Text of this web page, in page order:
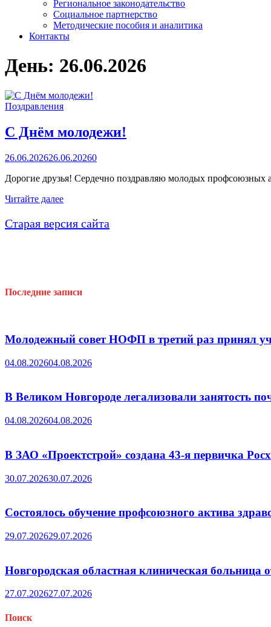
Региональное законодательство
Социальное партнерство
Методические пособия и аналитика
Контакты
День: 26.06.2026
Поздравления
С Днём молодежи!
26.06.202626.06.20260
Дорогие друзья! Сердечно поздравляю молодых
С
молодежи!
Читайте далее
Старая версия сайта
Последние записи
Молодежный совет НОФП в третий раз принял
04.08.202604.08.2026
В Великом Новгороде легализовали занятость
04.08.202604.08.2026
В ЗАО «Проектстрой» создана 43-я первичка
30.07.202630.07.2026
Состоялось обучение профсоюзного актива
29.07.202629.07.2026
Новгородская областная клиническая больница
27.07.202627.07.2026
Поиск